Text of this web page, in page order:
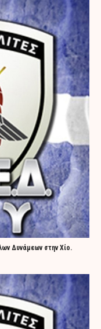
Δυνάμεων στην Χίο.